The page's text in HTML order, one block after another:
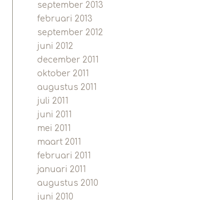
september 2013
februari 2013
september 2012
juni 2012
december 2011
oktober 2011
augustus 2011
juli 2011
juni 2011
mei 2011
maart 2011
februari 2011
januari 2011
augustus 2010
juni 2010